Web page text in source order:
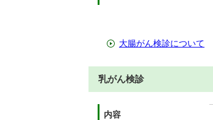
大腸がん検診について
乳がん検診
内容